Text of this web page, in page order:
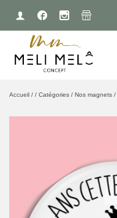
Accueil / / Catégories / Nos magnets /